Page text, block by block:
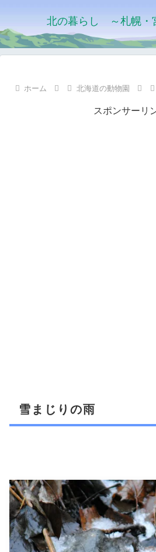
北の暮らし ～札幌・
ホーム 北海道の動物園
スポンサーリ
雪まじりの雨